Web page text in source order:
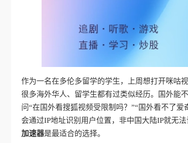
作为一名在多伦多留学的学生，上周想打开咪咕
很多海外华人、留学生都有过类似经历。国外能
问“在国外看搜狐视频受限制吗？”“国外看不了
会通过IP地址识别用户位置，非中国大陆IP就无
加速器是最适合的选择。